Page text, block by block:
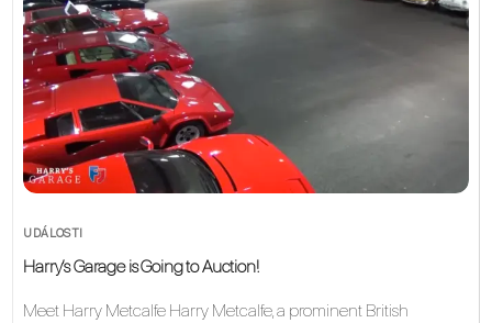
UDÁLOSTI
Harry’s Garage is Going to Auction!
Meet Harry Metcalfe Harry Metcalfe, a prominent British